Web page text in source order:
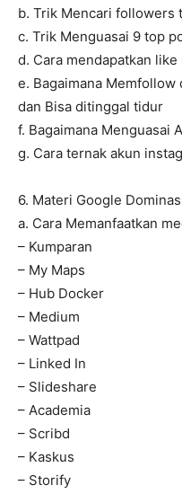
b. Trik Mencari followers
c. Trik Menguasai 9 top
d. Cara mendapatkan
e. Bagaimana
dan Bisa ditinggal tidur
f. Bagaimana Menguasai
g. Cara ternak akun
6. Materi Google
a. Cara Memanfaatkan
– Kumparan
– My Maps
– Hub Docker
– Medium
– Wattpad
– Linked In
– Slideshare
– Academia
– Scribd
– Kaskus
– Storify